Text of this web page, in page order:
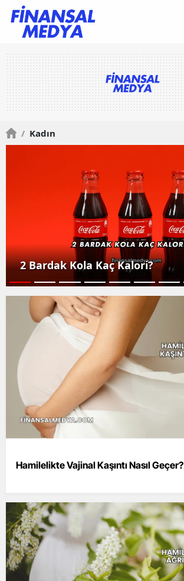
/ Kadın
2 Bardak Kola Kaç Kalori?
Hamilelikte Vajinal Kaşıntı Nasıl Geçer?